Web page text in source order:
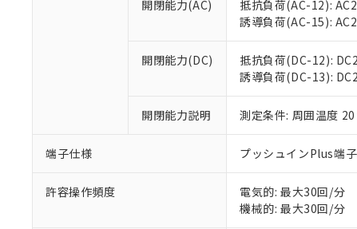
開閉能力(AC)
抵抗負荷(AC-12):
誘導負荷(AC-15):
開閉能力(DC)
抵抗負荷(DC-12):
誘導負荷(DC-13):
開閉能力説明 測定条件: 周囲温度
端子仕様 プッシュインPlus端
許容操作頻度
電気的: 最大30回/分
機械的: 最大30回/分
オムロン制
在庫状況お
マイパーツ
ている必要
お客様が当
が、当社の
さい。
※当社の共同
部品在庫の切り替
※3 非含有証明
下記の非含有証明
51物質の非含有証
※本証明書は発行
また、RoHS指令
※2 環境保護使
「ｅ」：有害物質
「10」：通常の使
味します。
また当社は
たしません。
－
在庫な
機器販
空
白
受注生